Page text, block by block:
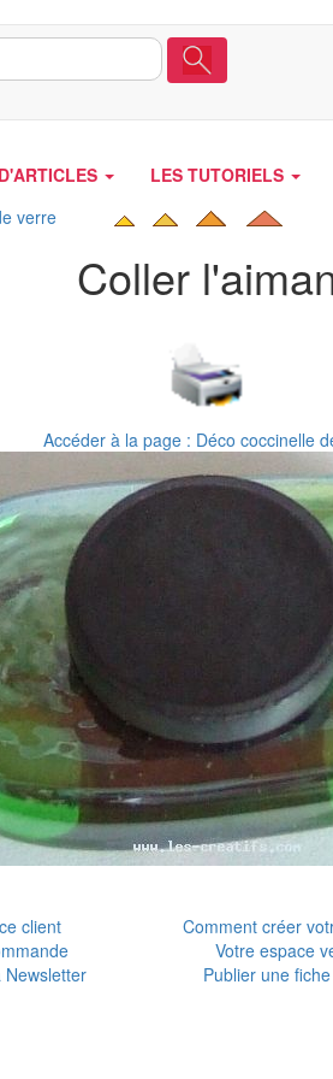
LES TUTORIELS
verre
Coller
Accéder à la page : Déco coccinelle
client
Newsletter
Comment créer
Votre espace
Publier une